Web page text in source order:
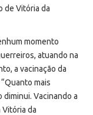
de Vitória da
momento
atuando na
a vacinação da
mais
Vacinando a
da